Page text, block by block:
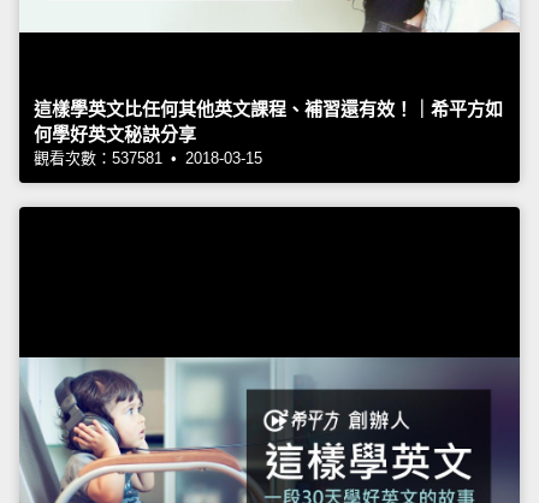
這樣學英文比任何其他英文課程、補習還有效！｜希平方如
何學好英文秘訣分享
觀看次數：537581 • 2018-03-15